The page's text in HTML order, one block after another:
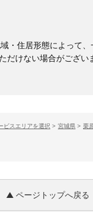
・住居形態によって、
だけない場合がござい
ビスエリアを選択 > 宮城県 > 栗
ページトップへ戻る